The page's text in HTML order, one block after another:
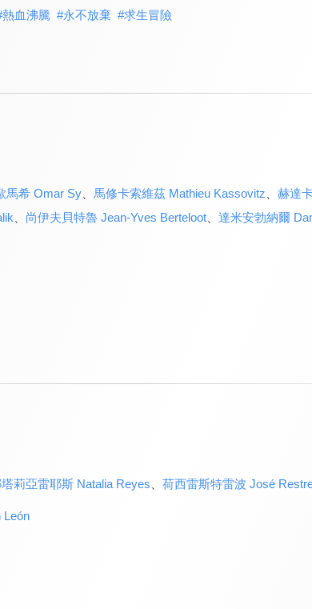
熱血沸騰 #永不放棄 #求生冒險
馬希 Omar Sy、 馬修卡索維茲 Mathieu Kassovitz 赫達
尚伊夫貝特魯 Jean-Yves Berteloot、 達米安勃納爾
莉亞雷耶斯 Natalia Reyes 荷西雷斯特雷波 José
León